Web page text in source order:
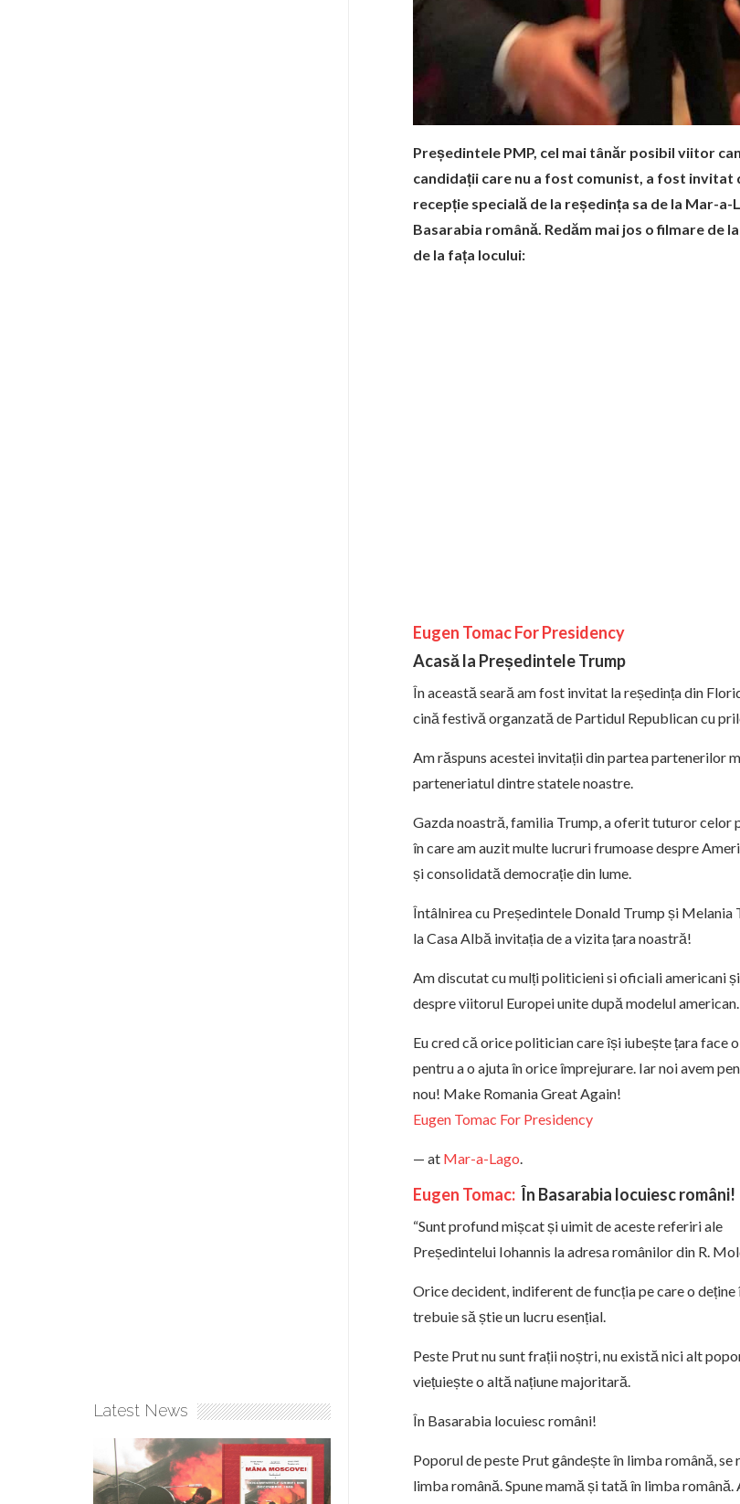
Președintele PMP, cel mai tânăr posibil viitor
candidații care nu a fost comunist, a fost
recepție specială de la reședința sa de la Mar-
Basarabia română. Redăm mai jos o filmare de
de la fața locului:
Eugen Tomac For Presidency
Acasă la Președintele Trump
În această seară am fost invitat la reședința din
cină festivă organzată de Partidul Republican cu
Am răspuns acestei invitații din partea partenerilor
parteneriatul dintre statele noastre.
Gazda noastră, familia Trump, a oferit tuturor celor
în care am auzit multe lucruri frumoase despre
și consolidată democrație din lume.
Întâlnirea cu Președintele Donald Trump și
la Casa Albă invitația de a vizita țara noastră!
Am discutat cu mulți politicieni si oficiali americani
despre viitorul Europei unite după modelul american.
Eu cred că orice politician care își iubește țara
pentru a o ajuta în orice împrejurare. Iar noi avem
nou! Make Romania Great Again!
Eugen Tomac For Presidency
— at Mar-a-Lago.
Eugen Tomac: În Basarabia locuiesc români!
“Sunt profund mișcat și uimit de aceste referiri ale
Președintelui Iohannis la adresa românilor din R.
Orice decident, indiferent de funcția pe care o deține
trebuie să știe un lucru esențial.
Peste Prut nu sunt frații noștri, nu există nici alt
viețuiește o altă națiune majoritară.
În Basarabia locuiesc români!
Poporul de peste Prut gândește în limba română, se
limba română. Spune mamă și tată în limba română.
Latest News